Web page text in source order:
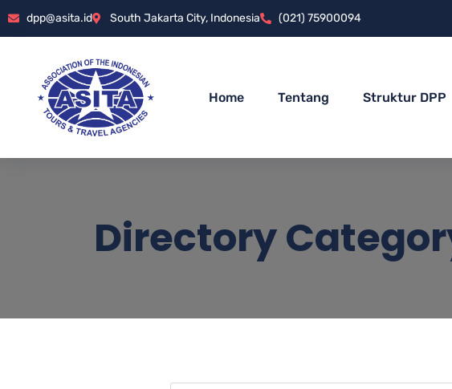
dpp@asita.id South Jakarta City, Indonesia (021) 75900094
Home Tentang Struktur DPP
Directory